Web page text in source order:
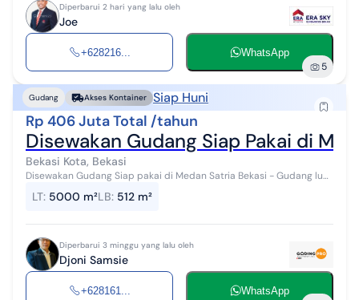
Diperbarui 2 hari yang lalu oleh
Joe
+628216... WhatsApp
5
Gudang Akses Kontainer Siap Huni
Rp 406 Juta Total /tahun
Disewakan Gudang Siap Pakai di
Bekasi Kota, Bekasi
Disewakan Gudang Siap pakai di Medan Satria Bekasi - Gudang luas
Tinggi at...
LT: 5000 m²LB: 512 m²
Diperbarui 3 minggu yang lalu oleh
Djoni Samsie
+628161... WhatsApp